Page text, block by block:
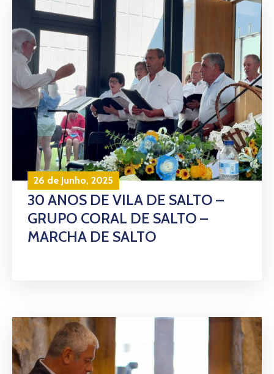
26 de Junho, 2025
30 ANOS DE VILA DE SALTO –
GRUPO CORAL DE SALTO –
MARCHA DE SALTO